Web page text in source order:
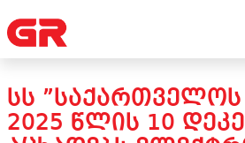
ᲡᲡ ”ᲡᲐᲥᲐᲠᲗᲕᲔᲚᲝᲡ
2025 ᲬᲚᲘᲡ 10